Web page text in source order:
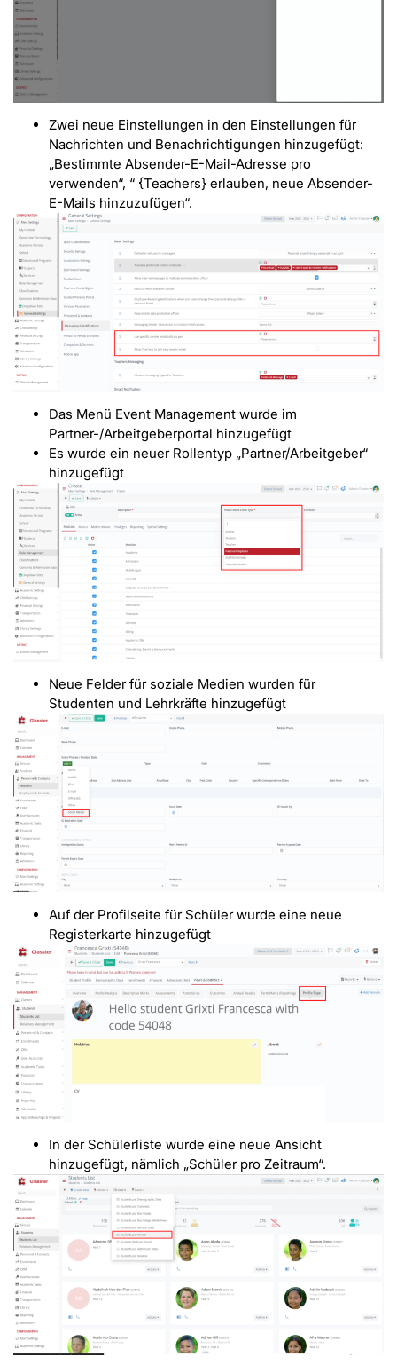
Zwei neue Einstellungen in den Einstellungen für
Nachrichten und Benachrichtigungen hinzugefügt:
„Bestimmte Absender-E-Mail-Adresse pro
verwenden“, “ {Teachers} erlauben, neue Absender-
E-Mails hinzuzufügen“.
Das Menü Event Management wurde im
Partner-/Arbeitgeberportal hinzugefügt
Es wurde ein neuer Rollentyp „Partner/Arbeitgeber“
hinzugefügt
Neue Felder für soziale Medien wurden für
Studenten und Lehrkräfte hinzugefügt
Auf der Profilseite für Schüler wurde eine neue
Registerkarte hinzugefügt
In der Schülerliste wurde eine neue Ansicht
hinzugefügt, nämlich „Schüler pro Zeitraum“.